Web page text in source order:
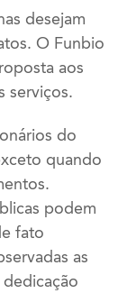
desejam
O Funbio
aos
serviços.
do
quando
podem
fato
as